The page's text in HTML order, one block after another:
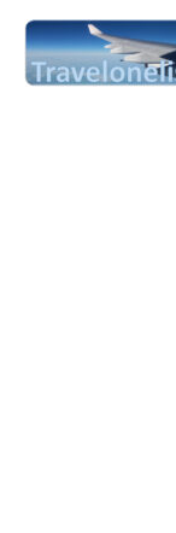
Skip
content